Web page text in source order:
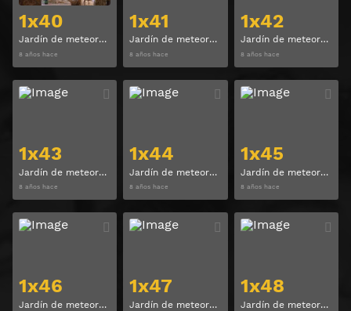
1x40
Jardín de meteoros (Meteor Garden) Temporada 1 Capitulo 40
8 años hace
1x41
Jardín de meteoros (Meteor Garden) Temporada 1 Capitulo 41
8 años hace
1x42
Jardín de meteoros (Meteor Garden) Temporada 1 Capitulo 42
8 años hace
1x43
Jardín de meteoros (Meteor Garden) Temporada 1 Capitulo 43
8 años hace
Ver
1x44
Jardín de meteoros (Meteor Garden) Temporada 1 Capitulo 44
8 años hace
Ver
1x45
Jardín de meteoros (Meteor Garden) Temporada 1 Capitulo 45
8 años hace
1x46
Jardín de meteoros (Meteor Garden) Temporada 1 Capitulo 46
Ver
1x47
Jardín de meteoros (Meteor Garden) Temporada 1 Capitulo 47
Ver
1x48
Jardín de meteoros (Meteor Garden) Temporada 1 Capitulo 48